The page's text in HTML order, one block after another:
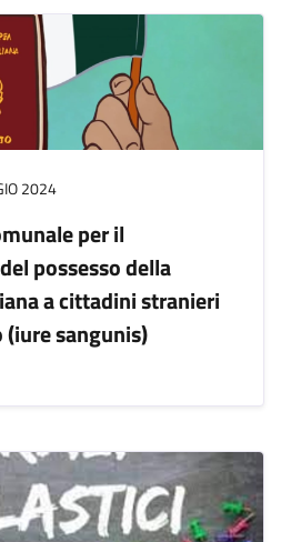
2024
per il
possesso della
a cittadini stranieri
sangunis)